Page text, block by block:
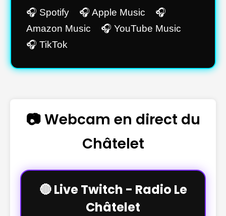
🎧 Spotify 🎧 Apple Music 🎧
Amazon Music 🎧 YouTube Music
🎧 TikTok
📷 Webcam en direct du
Châtelet
🔴 Live Twitch - Radio Le
Châtelet